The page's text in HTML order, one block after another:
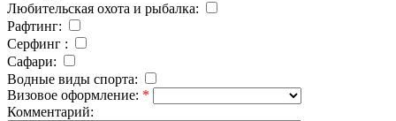
Любительская охота и рыбалка:
Рафтинг:
Серфинг :
Cафари:
Водные виды спорта:
Визовое оформление: *
Комментарий: